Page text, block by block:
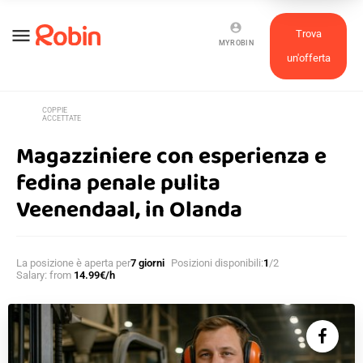
menu
Trova
un'offerta
account_circle
MYROBIN
supervised_user_circle
COPPIE
ACCETTATE
Magazziniere con esperienza e
fedina penale pulita
Veenendaal, in Olanda
La posizione è aperta per7 giorni Posizioni disponibili:1/2
Salary: from 14.99€/h